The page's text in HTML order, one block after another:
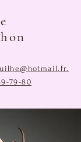
.
79-80